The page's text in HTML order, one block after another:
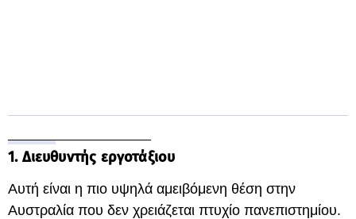
1. Διευθυντής εργοτάξιου
Αυτή είναι η πιο υψηλά αμειβόμενη θέση στην
Αυστραλία που δεν χρειάζεται πτυχίο πανεπιστημίου.